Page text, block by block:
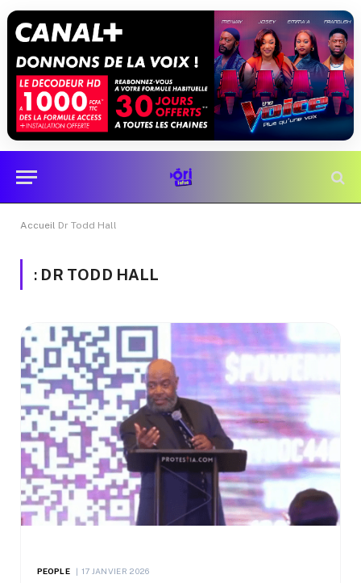
Accueil Dr Todd Hall
: DR TODD HALL
PEOPLE 17 JANVIER 2026